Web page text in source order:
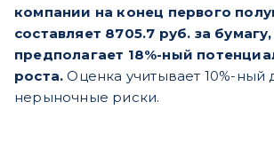
компании на конец первого
составляет 8705.7 руб. за
предполагает 18%-ный
роста. Оценка учитывает 10%-ный
нерыночные риски.